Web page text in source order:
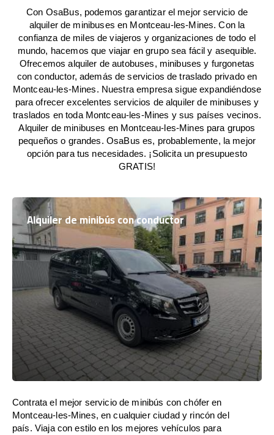
Con OsaBus, podemos garantizar el mejor servicio de
alquiler de minibuses en Montceau-les-Mines. Con la
confianza de miles de viajeros y organizaciones de todo el
mundo, hacemos que viajar en grupo sea fácil y asequible.
Ofrecemos alquiler de autobuses, minibuses y furgonetas
con conductor, además de servicios de traslado privado en
Montceau-les-Mines. Nuestra empresa sigue expandiéndose
para ofrecer excelentes servicios de alquiler de minibuses y
traslados en toda Montceau-les-Mines y sus países vecinos.
Alquiler de minibuses en Montceau-les-Mines para grupos
pequeños o grandes. OsaBus es, probablemente, la mejor
opción para tus necesidades. ¡Solicita un presupuesto
GRATIS!
Alquiler de minibús con conductor
Contrata el mejor servicio de minibús con chófer en
Montceau-les-Mines, en cualquier ciudad y rincón del
país. Viaja con estilo en los mejores vehículos para